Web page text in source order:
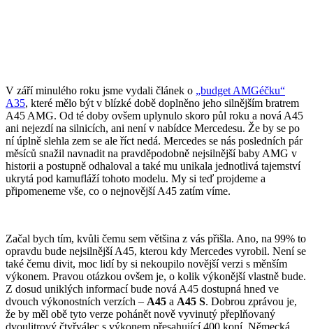
V září minulého roku jsme vydali článek o „budget AMGéčku“
A35, které mělo být v blízké době doplněno jeho silnějším bratrem
A45 AMG. Od té doby ovšem uplynulo skoro půl roku a nová A45
ani nejezdí na silnicích, ani není v nabídce Mercedesu. Že by se po
ní úplně slehla zem se ale říct nedá. Mercedes se nás posledních pár
měsíců snažil navnadit na pravděpodobně nejsilnější baby AMG v
historii a postupně odhaloval a také mu unikala jednotlivá tajemství
ukrytá pod kamufláží tohoto modelu. My si teď projdeme a
připomeneme vše, co o nejnovější A45 zatím víme.
Začal bych tím, kvůli čemu sem většina z vás přišla. Ano, na 99% to
opravdu bude nejsilnější A45, kterou kdy Mercedes vyrobil. Není se
také čemu divit, moc lidí by si nekoupilo novější verzi s měnším
výkonem. Pravou otázkou ovšem je, o kolik výkonější vlastně bude.
Z dosud uniklých informací bude nová A45 dostupná hned ve
dvouch výkonostních verzích – A45 a A45 S. Dobrou zprávou je,
že by měl obě tyto verze pohánět nově vyvinutý přeplňovaný